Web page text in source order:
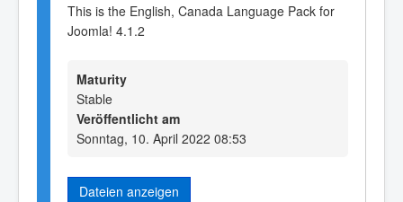
This is the English, Canada Language Pack for
Joomla! 4.1.2
Maturity
Stable
Veröffentlicht am
Sonntag, 10. April 2022 08:53
Dateien anzeigen